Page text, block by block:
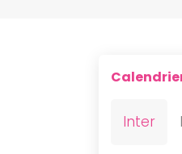
Inter